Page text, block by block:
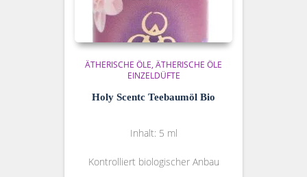
ÄTHERISCHE ÖLE ÄTHERISCHE ÖLE
EINZELDÜFTE
Holy Scentc Teebaumöl Bio
Inhalt: 5 ml
Kontrolliert biologischer Anbau